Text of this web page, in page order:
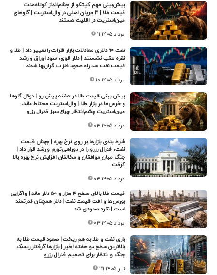
پیش‌بینی مهم کیتکو از چشم‌انداز کوتاه‌مدت
قیمت طلا | ۳ جریان اصلی در وال‌استریت | گاوهای
مین‌استریت در اقلیت هستند
۱۱ مرداد ۱۴۰۵
نفت ۹۰ دلاری معادلات بازار فلزات را تغییر داد | طلا و
نقره عقب نشستند | دلار قوی، سود اوراق و رشد
قیمت نفت سد راه صعود فلزات گران‌بها شدند
۱۰ مرداد ۱۴۰۵
پیش بینی قیمت طلا در هفته پیش رو | دوئل گاوها
و خرس‌ها در بازار طلا | وال‌استریت محتاط ماند،
مین‌استریت چشم‌انتظار چراغ سبز فدرال رزرو
۰۴ مرداد ۱۴۰۵
شرط بندی بازارها بر روی نرخ بهره | جهش قیمت
نفت، فدرال رزرو را در دوراهی تورم و رشد قرار داد |
جنگ میان موافقان و مخالفان افزایش نرخ بهره بالا
گرفت
۰۴ مرداد ۱۴۰۵
قیمت طلا بالای سطح ۴ هزار و ۵۰ دلار ماند | واگرایی
بورس‌ها و افت قیمت نفت | دلار همچنان قدرتمند
است | نقره صعودی شد
۰۳ مرداد ۱۴۰۵
بازی نفت و طلا به هم ریخت | صعود قیمت طلا به
بالاترین سطح دو هفته‌ اخیر | بازارها گرفتار ریسک
جنگ و انتظار برای تصمیم فدرال رزرو
۳۱ تیر ۱۴۰۵